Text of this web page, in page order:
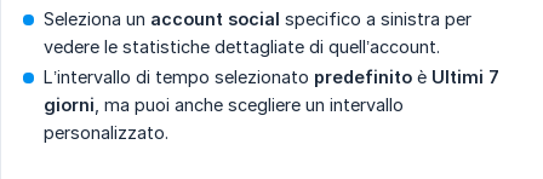
Seleziona un account social specifico a sinistra per
vedere le statistiche dettagliate di quell’account.
L’intervallo di tempo selezionato predefinito è Ultimi 7
giorni , ma puoi anche scegliere un intervallo
personalizzato.